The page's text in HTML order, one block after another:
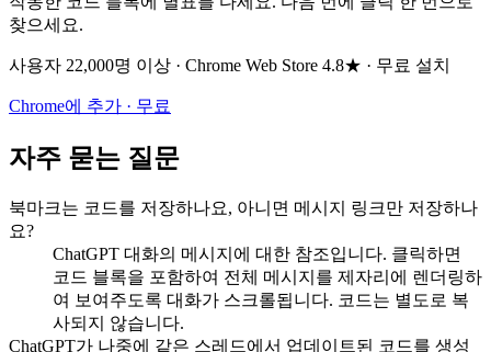
찾으세요.
사용자 22,000명 이상 · Chrome Web Store 4.8★ · 무료 설치
Chrome에 추가 · 무료
자주 묻는 질문
북마크는 코드를 저장하나요, 아니면 메시지 링크만 저장하나
요?
ChatGPT 대화의 메시지에 대한 참조입니다. 클릭하면
코드 블록을 포함하여 전체 메시지를 제자리에 렌더링하
여 보여주도록 대화가 스크롤됩니다. 코드는 별도로 복
사되지 않습니다.
ChatGPT가 나중에 같은 스레드에서 업데이트된 코드를 생성